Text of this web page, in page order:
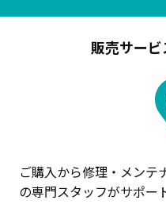
販売サー
ご購入から修理・メンテ
の専門スタッフがサポー